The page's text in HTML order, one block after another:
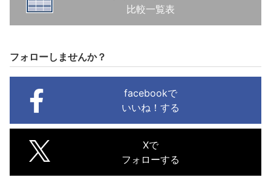
比較一覧表
フォローしませんか？
facebookで
いいね！する
Xで
フォローする